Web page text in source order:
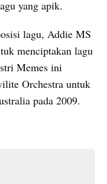
yang apik.
lagu, Addie MS
menciptakan lagu
Memes ini
Orchestra untuk
pada 2009.